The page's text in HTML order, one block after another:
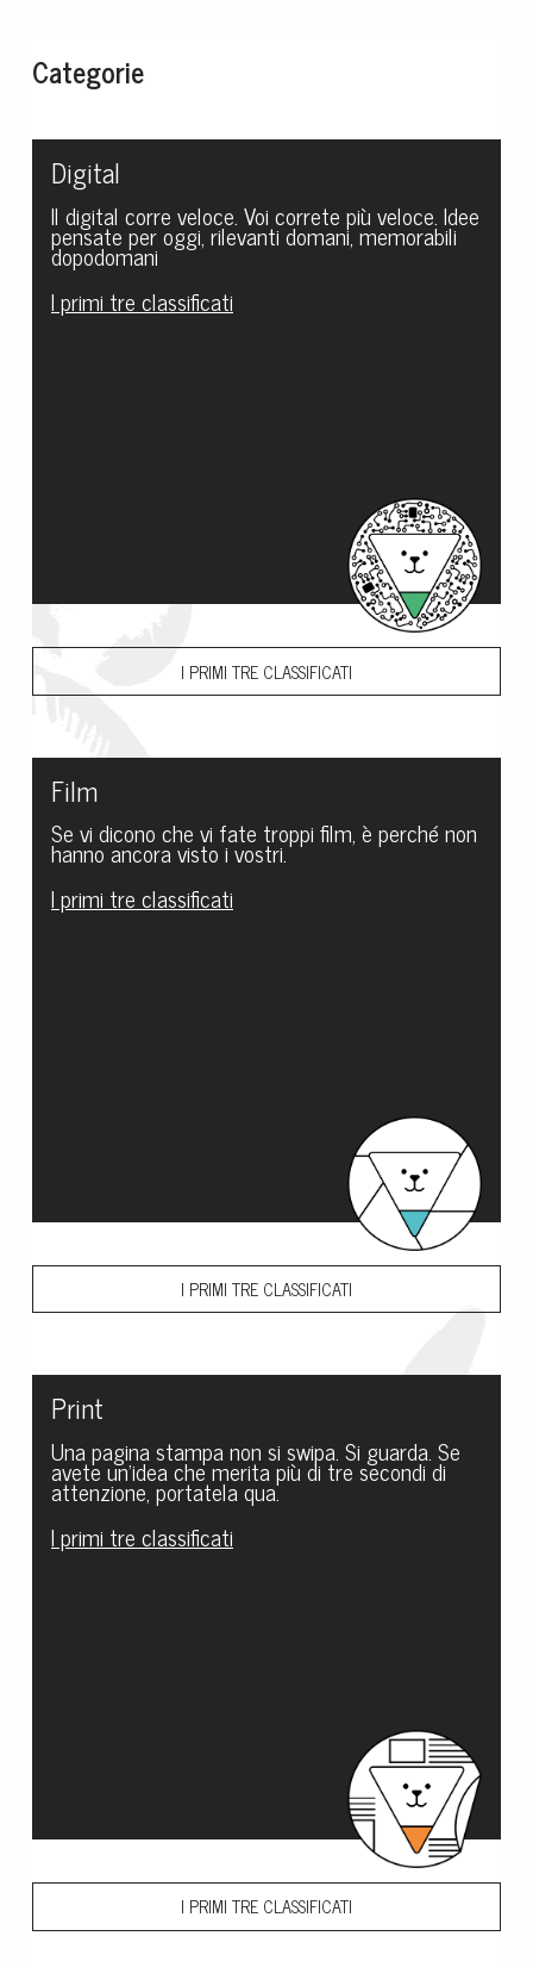
Categorie
Digital
Il digital corre veloce. Voi correte più veloce. Idee
pensate per oggi, rilevanti domani, memorabili
dopodomani
I primi tre classificati
I PRIMI TRE CLASSIFICATI
Film
Se vi dicono che vi fate troppi film, è perché non
hanno ancora visto i vostri.
I primi tre classificati
I PRIMI TRE CLASSIFICATI
Print
Una pagina stampa non si swipa. Si guarda. Se
avete un’idea che merita più di tre secondi di
attenzione, portatela qua.
I primi tre classificati
I PRIMI TRE CLASSIFICATI